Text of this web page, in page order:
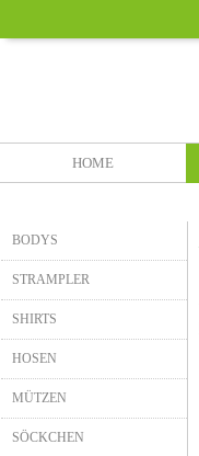
HOME
BODYS
STRAMPLER
SHIRTS
HOSEN
MÜTZEN
SÖCKCHEN